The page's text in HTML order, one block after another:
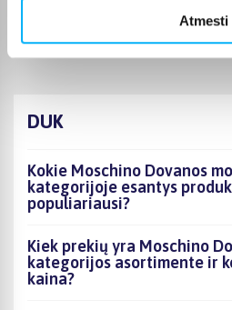
Atmesti
DUK
Kokie Moschino Dovanos
kategorijoje esantys
populiariausi?
Kiek prekių yra Moschino
kategorijos asortimente ir
kaina?